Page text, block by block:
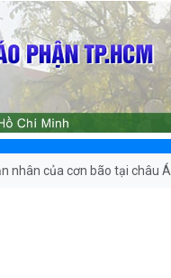
nhân của cơn bão tại châu Á